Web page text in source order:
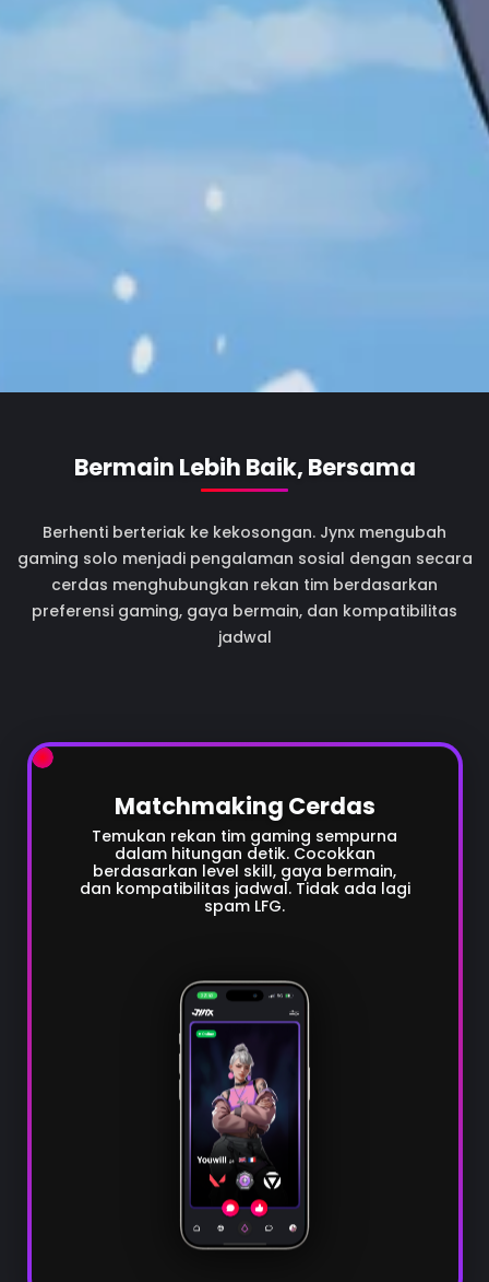
Bermain Lebih Baik, Bersama
Berhenti berteriak ke kekosongan. Jynx mengubah
gaming solo menjadi pengalaman sosial dengan secara
cerdas menghubungkan rekan tim berdasarkan
preferensi gaming, gaya bermain, dan kompatibilitas
jadwal
Matchmaking Cerdas
Temukan rekan tim gaming sempurna
dalam hitungan detik. Cocokkan
berdasarkan level skill, gaya bermain,
dan kompatibilitas jadwal. Tidak ada lagi
spam LFG.